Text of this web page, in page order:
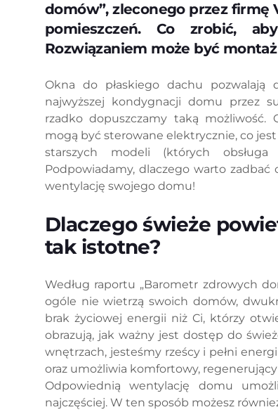
domów”, zleconego przez firmę
pomieszczeń. Co zrobić,
Rozwiązaniem może być
Okna do płaskiego dachu pozwalają
najwyższej kondygnacji domu przez
rzadko dopuszczamy taką możliwość.
mogą być sterowane elektrycznie, co
starszych modeli (których
Podpowiadamy, dlaczego warto
wentylację swojego domu!
Dlaczego świeże
tak istotne?
Według raportu „Barometr zdrowych
ogóle nie wietrzą swoich domów,
brak życiowej energii niż Ci, którzy
obrazują, jak ważny jest dostęp do
wnętrzach, jesteśmy rześcy i pełni
oraz umożliwia komfortowy, regenerujący
Odpowiednią wentylację domu
najczęściej. W ten sposób możesz